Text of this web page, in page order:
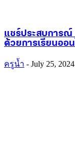
แชร์ประสบการ
ด้วยการเรียนออ
ครูน้ำ - July 25, 2024